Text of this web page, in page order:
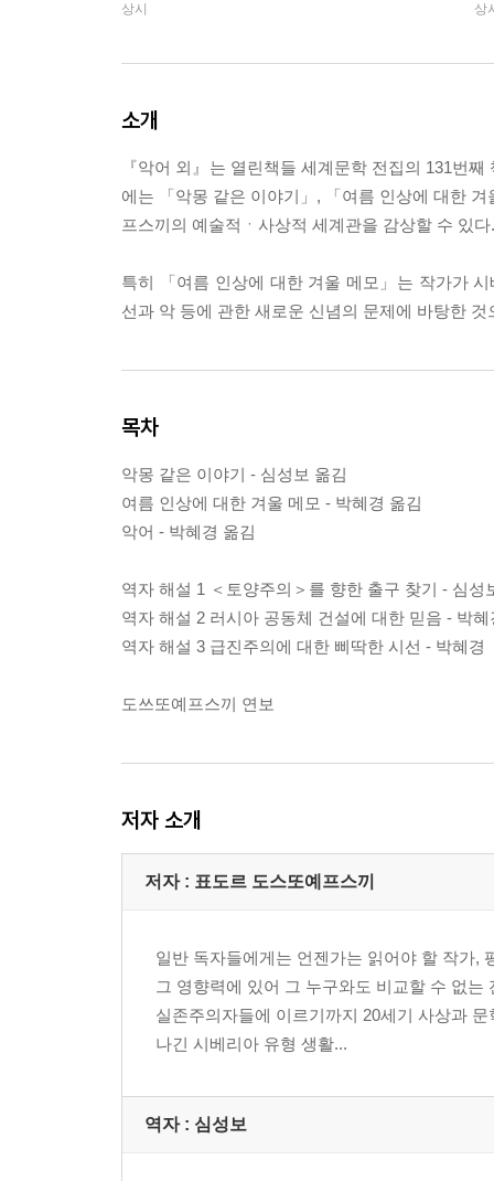
상시 상
소개
『악어 외』는 열린책들 세계문학 전집의 131번
에는 「악몽 같은 이야기」, 「여름 인상에 대한
프스끼의 예술적ㆍ사상적 세계관을 감상할 수 있다.
특히 「여름 인상에 대한 겨울 메모」는 작가가
선과 악 등에 관한 새로운 신념의 문제에 바탕한
목차
악몽 같은 이야기 - 심성보 옮김
여름 인상에 대한 겨울 메모 - 박혜경 옮김
악어 - 박혜경 옮김
역자 해설 1 ＜토양주의＞를 향한 출구 찾기 - 심성
역자 해설 2 러시아 공동체 건설에 대한 믿음 - 박혜
역자 해설 3 급진주의에 대한 삐딱한 시선 - 박혜경
도쓰또예프스끼 연보
저자 소개
저자 : 표도르 도스또예프스끼
일반 독자들에게는 언젠가는 읽어야 할 작가,
그 영향력에 있어 그 누구와도 비교할 수 없
실존주의자들에 이르기까지 20세기 사상과
나긴 시베리아 유형 생활...
역자 : 심성보